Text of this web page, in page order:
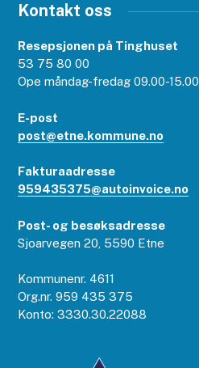
Kontakt oss
Resepsjonen på Tinghuset
53 75 80 00
Ope måndag-fredag 09.00-15.00
E-post
post@etne.kommune.no
Fakturaadresse
959435375@autoinvoice.no
Post- og besøksadresse
Sjoarvegen 20, 5590 Etne
Kommunenr. 4611
Org.nr. 959 435 375
Konto: 3330.30.22088